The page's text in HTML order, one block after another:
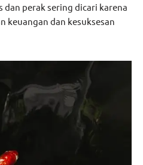
dan perak sering dicari karena
keuangan dan kesuksesan